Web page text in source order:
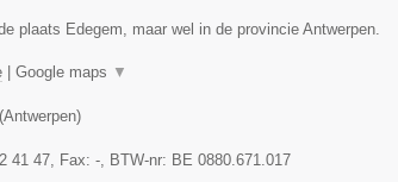
plaats Edegem, maar wel in de provincie Antwerpen.
| Google maps ▼
Antwerpen)
41 47, Fax: -, BTW-nr: BE 0880.671.017